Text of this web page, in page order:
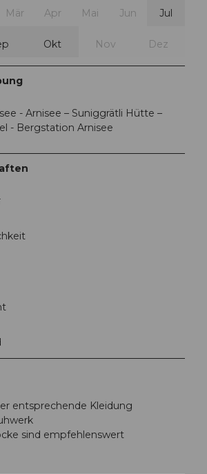
Mär Apr Mai Jun Jul
Okt Nov Dez
- Arnisee – Suniggrätli Hütte –
- Bergstation Arnisee
entsprechende Kleidung
sind empfehlenswert